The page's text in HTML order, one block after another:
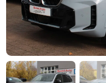
Contact